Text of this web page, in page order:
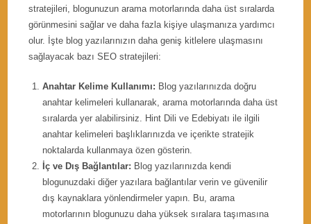
stratejileri, blogunuzun arama motorlarında daha üst sıralarda
görünmesini sağlar ve daha fazla kişiye ulaşmanıza yardımcı
olur. İşte blog yazılarınızın daha geniş kitlelere ulaşmasını
sağlayacak bazı SEO stratejileri:
Anahtar Kelime Kullanımı: Blog yazılarınızda doğru
anahtar kelimeleri kullanarak, arama motorlarında daha üst
sıralarda yer alabilirsiniz. Hint Dili ve Edebiyatı ile ilgili
anahtar kelimeleri başlıklarınızda ve içerikte stratejik
noktalarda kullanmaya özen gösterin.
İç ve Dış Bağlantılar: Blog yazılarınızda kendi
blogunuzdaki diğer yazılara bağlantılar verin ve güvenilir
dış kaynaklara yönlendirmeler yapın. Bu, arama
motorlarının blogunuzu daha yüksek sıralara taşımasına